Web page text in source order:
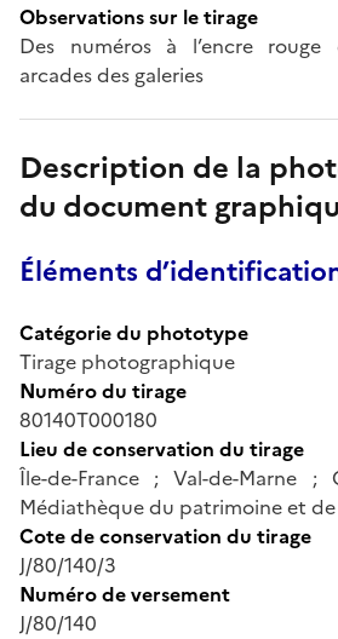
Observations sur le tirage
Des numéros à l’encre rouge
arcades des galeries
Description de la
du document
Éléments
Catégorie du phototype
Tirage photographique
Numéro du tirage
80140T000180
Lieu de conservation du tirage
Île-de-France ; Val-de-Marne ;
Médiathèque du patrimoine et
Cote de conservation du tirage
J/80/140/3
Numéro de versement
J/80/140